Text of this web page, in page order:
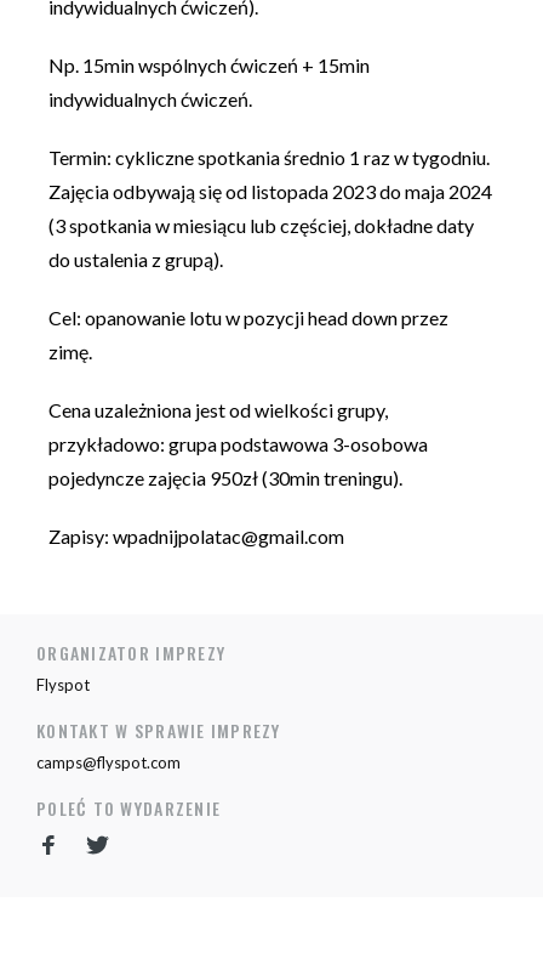
indywidualnych ćwiczeń).
Np. 15min wspólnych ćwiczeń + 15min
indywidualnych ćwiczeń.
Termin: cykliczne spotkania średnio 1 raz w tygodniu.
Zajęcia odbywają się od listopada 2023 do maja 2024
(3 spotkania w miesiącu lub częściej, dokładne daty
do ustalenia z grupą).
Cel: opanowanie lotu w pozycji head down przez
zimę.
Cena uzależniona jest od wielkości grupy,
przykładowo: grupa podstawowa 3-osobowa
pojedyncze zajęcia 950zł (30min treningu).
Zapisy: wpadnijpolatac@gmail.com
ORGANIZATOR IMPREZY
Flyspot
KONTAKT W SPRAWIE IMPREZY
camps@flyspot.com
POLEĆ TO WYDARZENIE